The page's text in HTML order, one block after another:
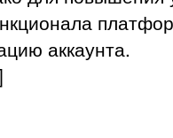
для
аккаунта.